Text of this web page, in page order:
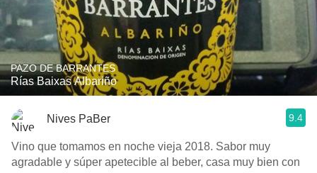
PAZO DE BARRANTES
Rías Baixas Albariño
Nives PaBer 9.4
Vino que tomamos en noche vieja 2018. Sabor muy
agradable y súper apetecible al beber, casa muy bien con